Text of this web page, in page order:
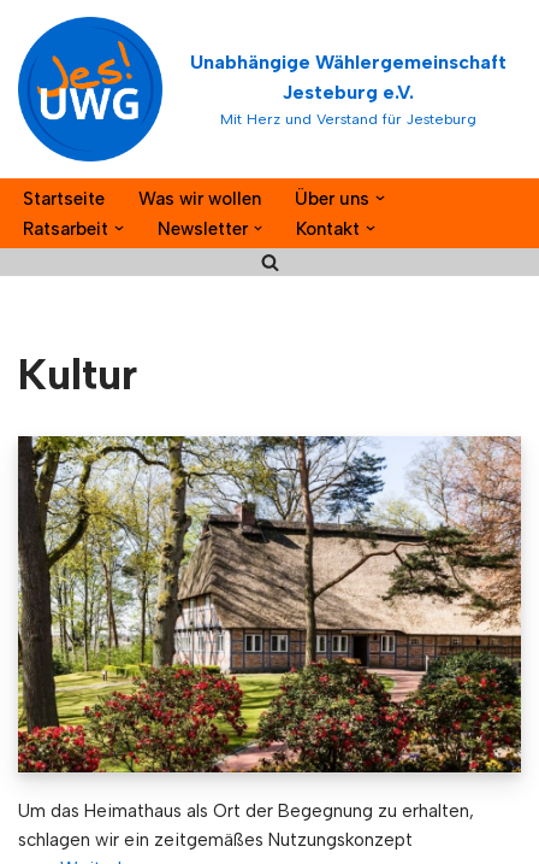
Zum
Inhalt
springen
Unabhängige Wählergemeinschaft
Jesteburg e.V.
Mit Herz und Verstand für Jesteburg
Startseite Was wir wollen
Über uns
Ratsarbeit
Newsletter Kontakt
Kultur
Um das Heimathaus als Ort der Begegnung zu erhalten,
schlagen wir ein zeitgemäßes Nutzungskonzept